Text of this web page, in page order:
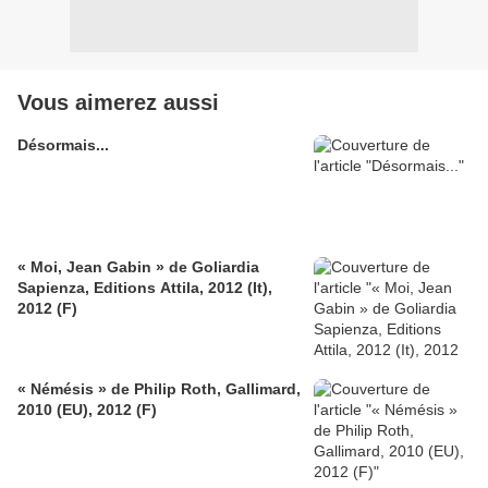
Vous aimerez aussi
Désormais...
« Moi, Jean Gabin » de Goliardia
Sapienza, Editions Attila, 2012 (It),
2012 (F)
« Némésis » de Philip Roth, Gallimard,
2010 (EU), 2012 (F)